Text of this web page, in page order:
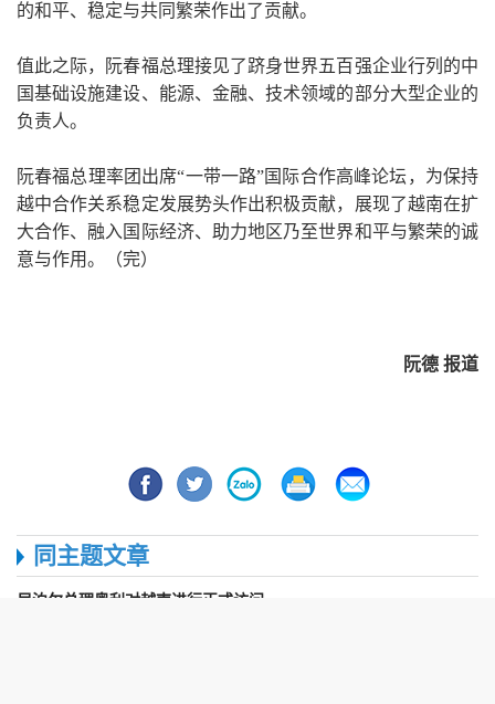
的和平、稳定与共同繁荣作出了贡献。
值此之际，阮春福总理接见了跻身世界五百强企业行列的中
国基础设施建设、能源、金融、技术领域的部分大型企业的
负责人。
阮春福总理率团出席“一带一路”国际合作高峰论坛，为保持
越中合作关系稳定发展势头作出积极贡献，展现了越南在扩
大合作、融入国际经济、助力地区乃至世界和平与繁荣的诚
意与作用。（完）
阮德 报道
同主题文章
尼泊尔总理奥利对越南进行正式访问